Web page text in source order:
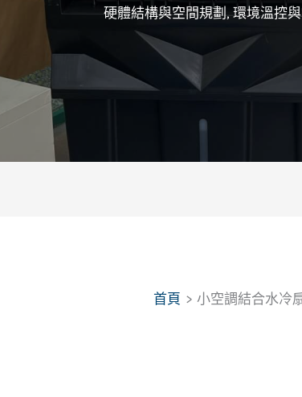
硬體結構與空間規劃,環境溫控
首頁
小空調結合水冷